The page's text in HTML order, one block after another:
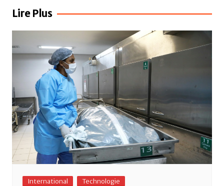
b
k
A
p
er
l’article
Lire Plus
International Technologie